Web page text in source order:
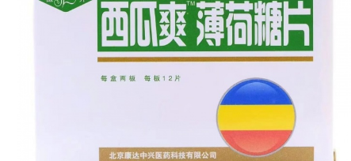
Маска для лица с
протеинами шелка
Images
20 ₽